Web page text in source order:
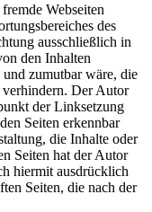
Webseiten
des
ausschließlich in
den Inhalten
zumutbar wäre, die
Der Autor
der Linksetzung
Seiten erkennbar
die Inhalte oder
Seiten hat der Autor
hiermit ausdrücklich
Seiten, die nach der